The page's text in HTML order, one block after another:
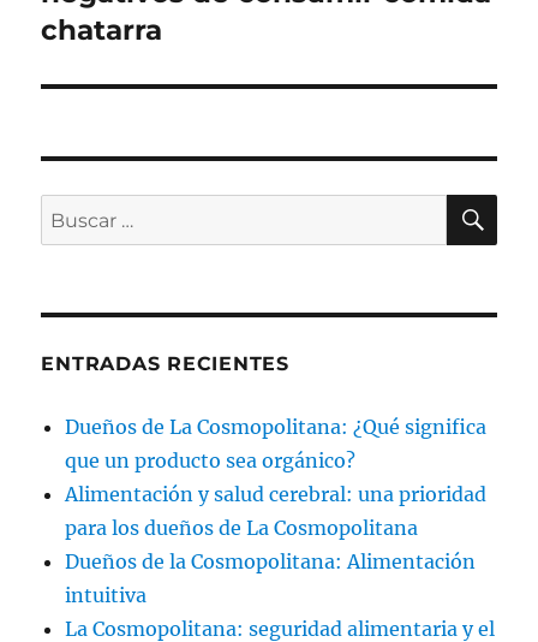
chatarra
Buscar
por:
ENTRADAS RECIENTES
Dueños de La Cosmopolitana: ¿Qué significa
que un producto sea orgánico?
Alimentación y salud cerebral: una prioridad
para los dueños de La Cosmopolitana
Dueños de la Cosmopolitana: Alimentación
intuitiva
La Cosmopolitana: seguridad alimentaria y el